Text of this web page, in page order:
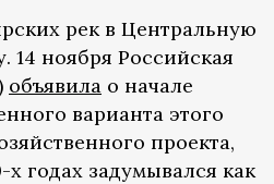
рек в Центральную
14 ноября Российская
объявила о начале
варианта этого
проекта,
х годах задумывался как